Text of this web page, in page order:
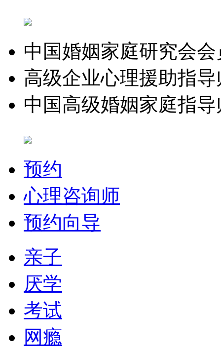
中国婚姻家庭研究会会
高级企业心理援助指导
中国高级婚姻家庭指导
预约
心理咨询师
预约向导
亲子
厌学
考试
网瘾